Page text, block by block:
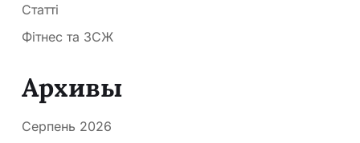
Статті
Фітнес та ЗСЖ
Архивы
Серпень 2026